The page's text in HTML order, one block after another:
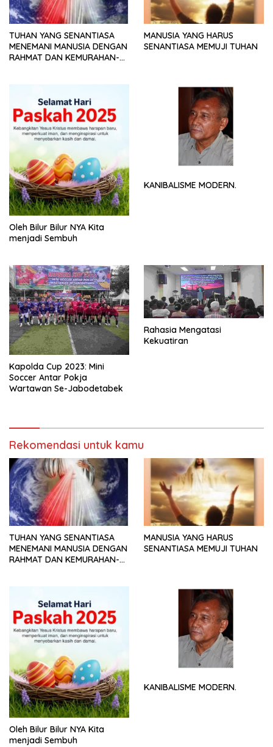
TUHAN YANG SENANTIASA
MENEMANI MANUSIA DENGAN
RAHMAT DAN KEMURAHAN-
MANUSIA YANG HARUS
SENANTIASA MEMUJI TUHAN
Oleh Bilur Bilur NYA Kita
menjadi Sembuh
KANIBALISME MODERN.
Kapolda Cup 2023: Mini
Soccer Antar Pokja
Wartawan Se-Jabodetabek
Rahasia Mengatasi
Kekuatiran
Rekomendasi untuk kamu
TUHAN YANG SENANTIASA
MENEMANI MANUSIA DENGAN
RAHMAT DAN KEMURAHAN-
MANUSIA YANG HARUS
SENANTIASA MEMUJI TUHAN
Oleh Bilur Bilur NYA Kita
menjadi Sembuh
KANIBALISME MODERN.